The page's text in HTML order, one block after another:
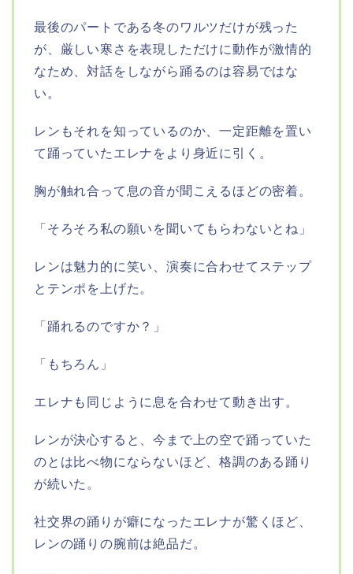
最後のパートである冬のワルツだけが残った
が、厳しい寒さを表現しただけに動作が激情的
なため、対話をしながら踊るのは容易ではな
い。
レンもそれを知っているのか、一定距離を置い
て踊っていたエレナをより身近に引く。
胸が触れ合って息の音が聞こえるほどの密着。
「そろそろ私の願いを聞いてもらわないとね」
レンは魅力的に笑い、演奏に合わせてステップ
とテンポを上げた。
「踊れるのですか？」
「もちろん」
エレナも同じように息を合わせて動き出す。
レンが決心すると、今まで上の空で踊っていた
のとは比べ物にならないほど、格調のある踊り
が続いた。
社交界の踊りが癖になったエレナが驚くほど、
レンの踊りの腕前は絶品だ。